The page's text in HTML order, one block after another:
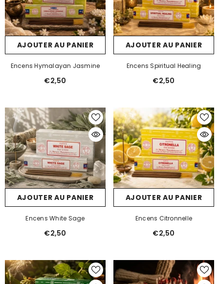
AJOUTER AU PANIER
Encens Hymalayan Jasmine
€2,50
AJOUTER AU PANIER
Encens Spiritual Healing
€2,50
AJOUTER AU PANIER
Encens White Sage
€2,50
AJOUTER AU PANIER
Encens Citronnelle
€2,50